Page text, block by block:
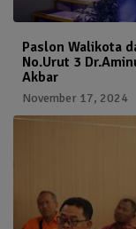
Paslon Walikota
No.Urut 3
Akbar
November 17, 2024